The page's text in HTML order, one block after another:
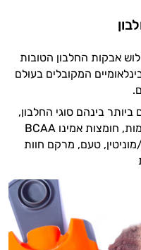
אבקות החלבון הטובות
המקובלים בעולם
בינהם סוגי החלבון,
האם מכיל חלבון ביצה, סוכרים, פחמימות, חומצות אמינו BCAA
מוניטין, טעם, מרקם חוות